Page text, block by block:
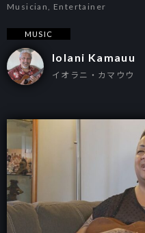
Musician, Entertainer
MUSIC
Iolani Kamauu
イオラニ・カマウウ